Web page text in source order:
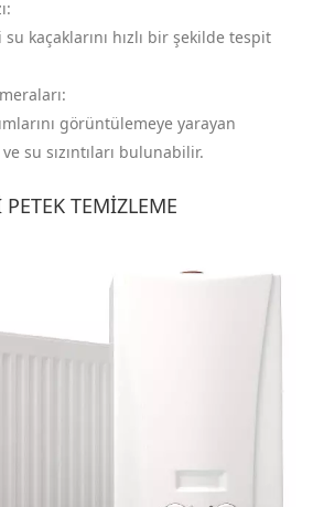
kaçaklarını hızlı bir şekilde tespit
görüntülemeye yarayan
su sızıntıları bulunabilir.
TEMIZLEME